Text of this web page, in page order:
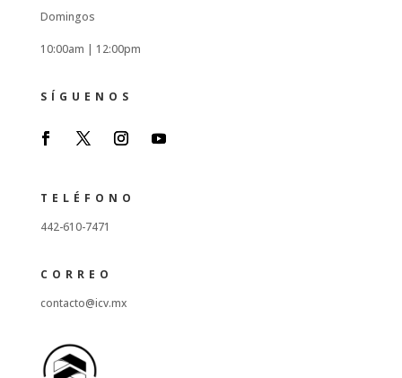
Domingos
10:00am | 12:00pm
SÍGUENOS
TELÉFONO
442-610-7471
CORREO
contacto@icv.mx